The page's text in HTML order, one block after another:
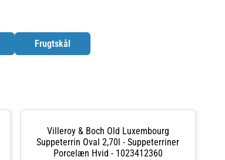
Frugtskål
Villeroy & Boch Old Luxembourg
Suppeterrin Oval 2,70l - Suppeterriner
Porcelæn Hvid - 1023412360